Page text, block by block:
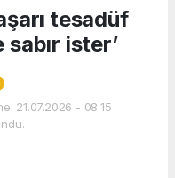
tesadüf
ister’
21.07.2026 - 08:15